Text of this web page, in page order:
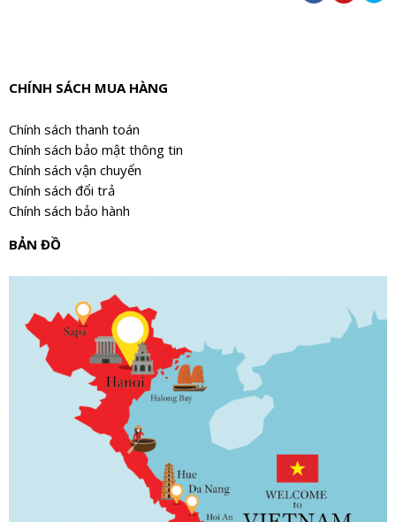
CHÍNH SÁCH MUA HÀNG
Chính sách thanh toán
Chính sách bảo mật thông tin
Chính sách vận chuyển
Chính sách đổi trả
Chính sách bảo hành
BẢN ĐỒ